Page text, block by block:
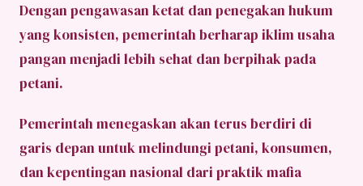
Dengan pengawasan ketat dan penegakan hukum
yang konsisten, pemerintah berharap iklim usaha
pangan menjadi lebih sehat dan berpihak pada
petani.
Pemerintah menegaskan akan terus berdiri di
garis depan untuk melindungi petani, konsumen,
dan kepentingan nasional dari praktik mafia